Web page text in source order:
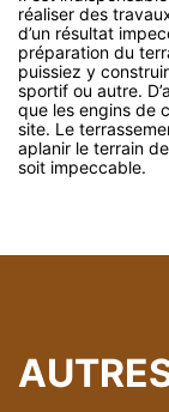
réaliser des
d’un résultat
préparation du
puissiez y
sportif ou autre.
que les engins de
site. Le
aplanir le terrain
soit impeccable.